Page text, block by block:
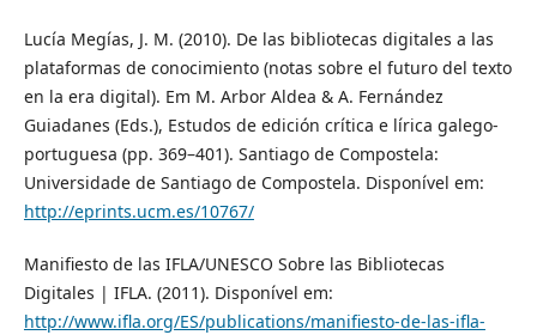
Lucía Megías, J. M. (2010). De las bibliotecas digitales a las
plataformas de conocimiento (notas sobre el futuro del texto
en la era digital). Em M. Arbor Aldea & A. Fernández
Guiadanes (Eds.), Estudos de edición crítica e lírica galego-
portuguesa (pp. 369–401). Santiago de Compostela:
Universidade de Santiago de Compostela. Disponível em:
http://eprints.ucm.es/10767/
Manifiesto de las IFLA/UNESCO Sobre las Bibliotecas
Digitales | IFLA. (2011). Disponível em:
http://www.ifla.org/ES/publications/manifiesto-de-las-ifla-